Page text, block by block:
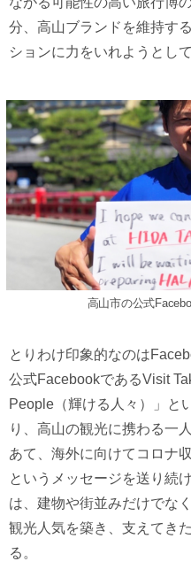
分、高山ブランドを維持す
ションに力をいれようとして
高山市の公式
とりわけ印象的なのは
公式FacebookであるVisit
People（輝ける人々）」と
り、高山の観光に携わる一
あて、海外に向けてコロナ
というメッセージを送り続
は、建物や街並みだけでな
観光人気を築き、支えてき
る。